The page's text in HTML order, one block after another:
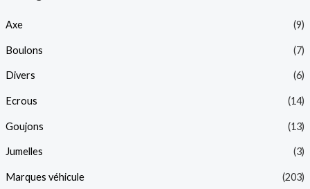
Axe (9)
Boulons (7)
Divers (6)
Ecrous (14)
Goujons (13)
Jumelles (3)
Marques véhicule
(203)